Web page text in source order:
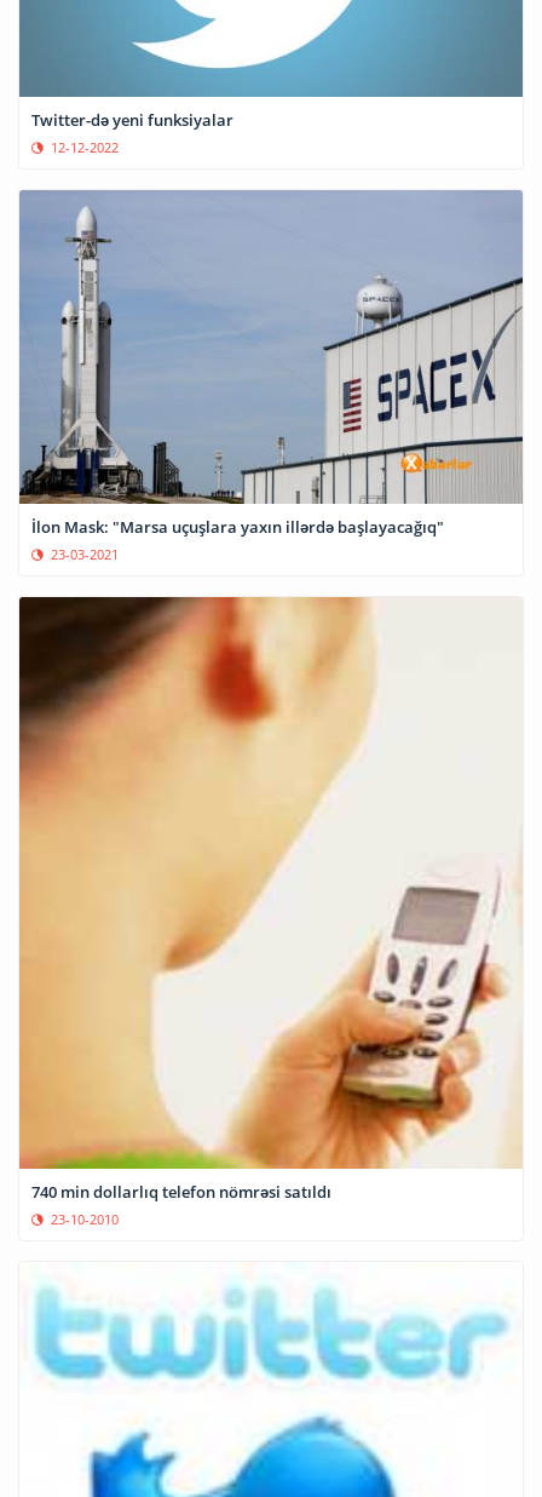
Twitter-də yeni funksiyalar
12-12-2022
İlon Mask: "Marsa uçuşlara yaxın illərdə başlayacağıq"
23-03-2021
740 min dollarlıq telefon nömrəsi satıldı
23-10-2010